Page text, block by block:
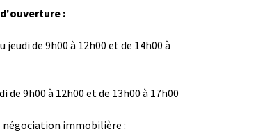
:
jeudi de 9h00 à 12h00 et de 14h00 à
de 9h00 à 12h00 et de 13h00 à 17h00
négociation immobilière :